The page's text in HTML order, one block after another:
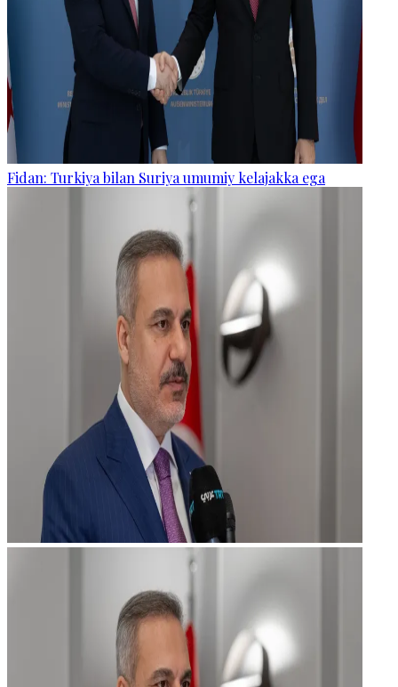
Fidan: Turkiya bilan Suriya umumiy kelajakka ega